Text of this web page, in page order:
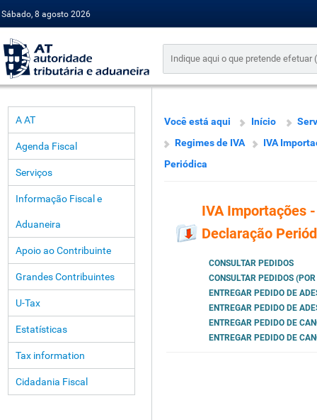
Sábado, 8 agosto 2026
A AT
Agenda Fiscal
Serviços
Informação Fiscal e
Aduaneira
Apoio ao Contribuinte
Grandes Contribuintes
U-Tax
Estatísticas
Tax information
Cidadania Fiscal
Você está aqui Início
Regimes de IVA
IVA
Periódica
IVA Importações
Declaração
CONSULTAR PEDIDOS
CONSULTAR PEDIDOS
ENTREGAR PEDIDO DE
ENTREGAR PEDIDO DE
ENTREGAR PEDIDO DE
ENTREGAR PEDIDO DE